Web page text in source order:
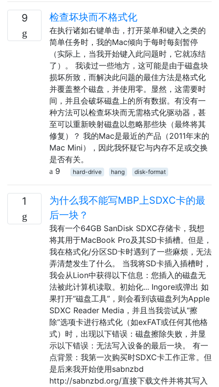
9 检查坏块而不格式化
在执行诸如右键单击，打开菜单和键入之类的
简单任务时，我的Mac倾向于每时每刻暂停
（实际上，当我开始键入此问题时，它就冻结
了）。 我读过一些地方，这可能是由于磁盘块
损坏所致，而解决此问题的最佳方法是格式化
并覆盖整个磁盘，并使用零。显然，这需要时
间，并且会破坏磁盘上的所有数据。有没有一
种方法可以检查坏块而无需格式化驱动器，甚
至可以重新映射磁盘以忽略那些块（最终将其
修复）？ 我的Mac是最近的产品（2011年末的
Mac Mini），因此我怀疑它与内存不足或交换
是否有关。
9
hard-drive hang disk-format
1
为什么我不能写MBP上SDXC卡的最
后一块？
我有一个64GB SanDisk SDXC存储卡，我想
将其用于MacBook Pro及其SD卡插槽。但是，
我在格式化/分区SD卡时遇到了一些麻烦，无法
弄清楚发生了什么。 当我将SD卡插入插槽时，
我会从Lion中获得以下信息：您插入的磁盘无
法被此计算机读取。初始化... Ingore或弹出 如
果打开“磁盘工具”，则会看到该磁盘列为Apple
SDXC Reader Media，并且当我尝试从“擦
除”选项卡进行格式化（如exFAT或任何其他格
式）时，出现以下错误：磁盘擦除失败，并显
示以下错误：无法写入设备的最后一块。 有一
点背景：我第一次购买时SDXC卡工作正常。但
是后来我开始使用sabnzbd
http://sabnzbd.org/直接下载文件并将其写入